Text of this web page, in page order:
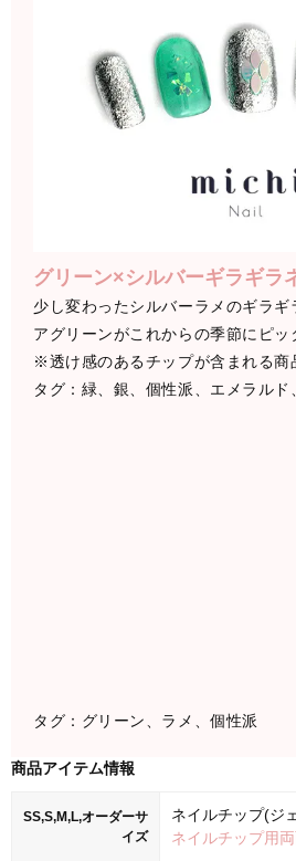
グリーン×シルバーギラギラ
少し変わったシルバーラメのギラギ
アグリーンがこれからの季節にピッ
※透け感のあるチップが含まれる商
タグ：緑、銀、個性派、エメラルド
タグ：グリーン、ラメ、個性派
商品アイテム情報
SS,S,M,L,オーダーサ
イズ
ネイルチップ(ジ
ネイルチップ用